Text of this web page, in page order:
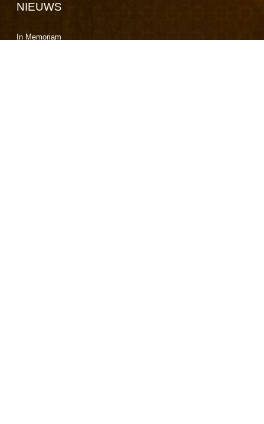
NIEUWS
In Memoriam